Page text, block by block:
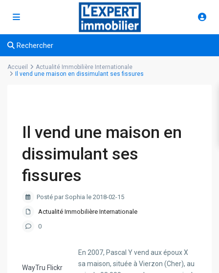
Rechercher
Accueil
Actualité Immobilière Internationale
Il vend une maison en dissimulant ses fissures
Il vend une maison en
dissimulant ses
fissures
Posté par Sophia le 2018-02-15
Actualité Immobilière Internationale
0
WayTru Flickr
En 2007, Pascal Y vend aux époux X
sa maison, située à Vierzon (Cher), au